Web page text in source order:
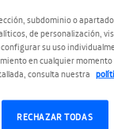
Empower
y sus
Fundación
subdominio o
de personalización,
su uso
en cualquier momento
consulta nuestra
RECHAZAR TODAS